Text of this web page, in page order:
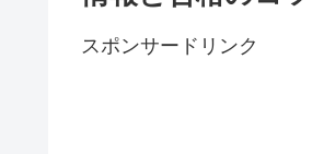
スポンサードリンク